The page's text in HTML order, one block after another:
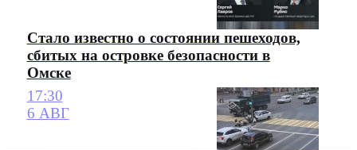
Стало известно о состоянии пешеходов,
сбитых на островке безопасности в
Омске
17:30
6 АВГ